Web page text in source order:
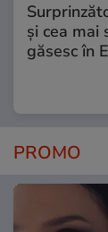
și cea mai
găsesc în
PROMO